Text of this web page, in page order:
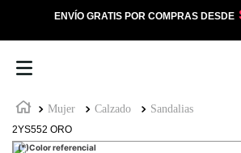
ENVÍO GRATIS POR COMPRAS DESDE
Mujer Calzado Sandalias
2YS552 ORO
(*)Color referencial